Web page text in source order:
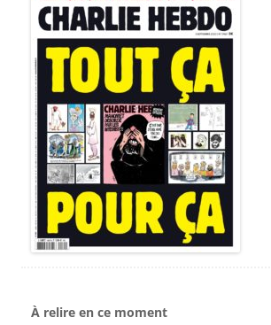
À relire en ce moment